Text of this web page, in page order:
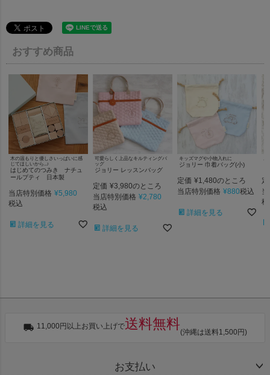
おすすめ商品
木の温もりと優しさいっぱいに感
じてほしいから..♪
はじめてのつみき ナチュ
ールプティ 日本製
当店特別価格 ¥5,980
税込
詳細を見る
可愛らしく上品なキルティングバ
ッグ
ジョリー レッスンバッグ
定価 ¥3,980のところ
当店特別価格 ¥2,780
税込
詳細を見る
キッズマグや小物入れに
ジョリー 巾着バッグ(小)
定価 ¥1,480のところ
当店特別価格 ¥880税込
詳細を見る
お
税
11,000円以上お買い上げで送料無料
(沖縄は送料1,500円)
お支払い